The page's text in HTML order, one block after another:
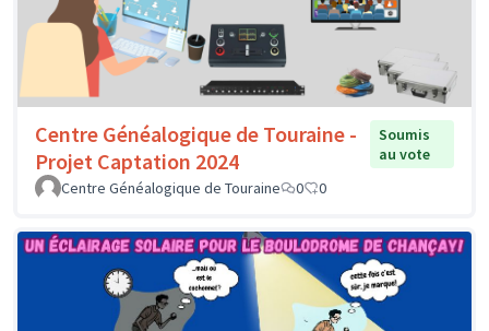
Centre Généalogique de Touraine -
Projet Captation 2024
Soumis
au vote
Centre Généalogique de Touraine
0 0